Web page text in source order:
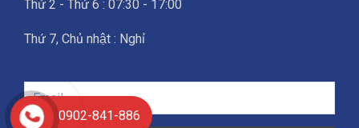
Thứ 2 - Thứ 6 : 07:30 - 17:00
Thứ 7, Chủ nhật : Nghỉ
0902-841-886